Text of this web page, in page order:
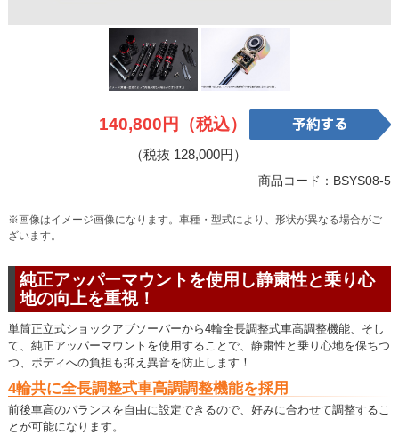
140,800円（税込）
（税抜 128,000円）
商品コード：BSYS08-5
※画像はイメージ画像になります。車種・型式により、形状が異なる場合がご
ざいます。
純正アッパーマウントを使用し静粛性と乗り心
地の向上を重視！
単筒正立式ショックアブソーバーから4輪全長調整式車高調整機能、そし
て、純正アッパーマウントを使用することで、静粛性と乗り心地を保ちつ
つ、ボディへの負担も抑え異音を防止します！
4輪共に全長調整式車高調調整機能を採用
前後車高のバランスを自由に設定できるので、好みに合わせて調整するこ
とが可能になります。